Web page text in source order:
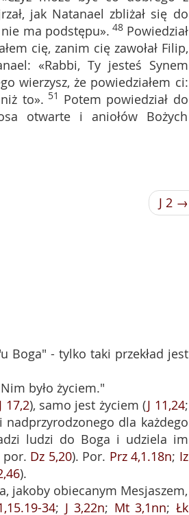
jak Natanael zbliżał się do
ma podstępu». 48 Powiedział
cię, zanim cię zawołał Filip,
«Rabbi, Ty jesteś Synem
wierzysz, że powiedziałem ci:
to». 51 Potem powiedział do
otwarte i aniołów Bożych
J 2 →
Boga" - tylko taki przekład jest
było życiem."
J 17,2), samo jest życiem (J 11,24;
dla każdego
ludzi do Boga i udziela im
por. Dz 5,20). Por. Prz 4,1.18n; Iz
).
jakoby obiecanym Mesjaszem,
34; J 3,22n; Mt 3,1nn; Łk